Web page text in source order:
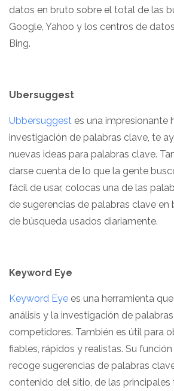
datos en bruto sobre el total de las
Google, Yahoo y los centros de
Bing.
Ubersuggest
Ubbersuggest es una impresionante
investigación de palabras clave, te
nuevas ideas para palabras clave.
darse cuenta de lo que la gente
fácil de usar, colocas una de las
de sugerencias de palabras clave en
de búsqueda usados diariamente.
Keyword Eye
Keyword Eye es una herramienta
análisis y la investigación de
competidores. También es útil para
fiables, rápidos y realistas. Su
recoge sugerencias de palabras
contenido del sitio, de las principales